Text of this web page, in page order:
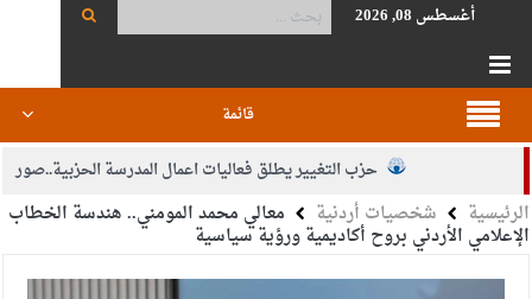
أغسطس 08, 2026
قائمة
حزب التغيير يطلق فعاليات اعمال المدرسة الحزبية..صور
الجيش يفتح باب التجنيد لحملة البكالوريوس في الحقوق والقانون
بيان اجتماع عمّان:دعم الوصاية الهاشمية التاريخية على المقدسات
الرئيسية شخصيات أردنية معالي محمد المومني.. هندسة الخطاب
الإعلامي الأردني بروح أكاديمية ورؤية سياسية